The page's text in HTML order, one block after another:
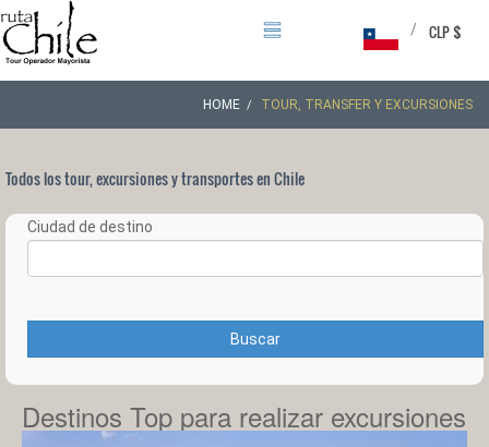
CLP $
/
HOME TOUR, TRANSFER Y EXCURSIONES
Todos los tour, excursiones y transportes en Chile
Ciudad de destino
Buscar
Destinos Top para realizar excursiones